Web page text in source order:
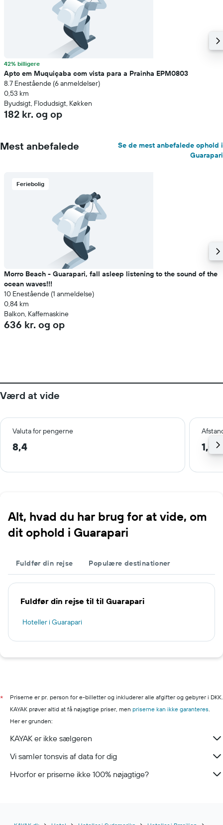
42% billigere
Apto em Muquiçaba com vista para a Prainha EPM0803
8.7 Enestående (6 anmeldelser)
0,53 km
Byudsigt, Flodudsigt, Køkken
182 kr. og op
Mest anbefalede
Se de mest anbefalede ophold i
Guarapari
Feriebolig
Morro Beach - Guarapari, fall asleep listening to the sound of the
ocean waves!!!
10 Enestående (1 anmeldelse)
0,84 km
Balkon, Kaffemaskine
636 kr. og op
Værd at vide
Valuta for pengerne
8,4 1,0
Alt, hvad du har brug for at vide, om
dit ophold i Guarapari
Fuldfør din rejse Populære destinationer
Fuldfør din rejse til til Guarapari
Hoteller i Guarapari
*
Priserne er pr. person for e-billetter og inkluderer alle afgifter og gebyrer i DKK.
KAYAK prøver altid at få nøjagtige priser, men priserne kan ikke garanteres.
Her er grunden:
KAYAK er ikke sælgeren
Vi samler tonsvis af data for dig
Hvorfor er priserne ikke 100% nøjagtige?